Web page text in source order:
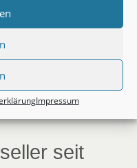
Impressum
seit